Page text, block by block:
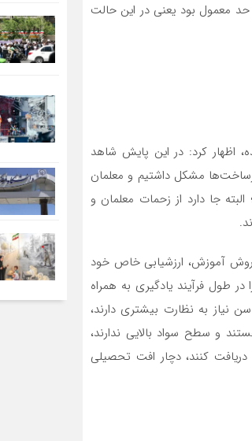
معمول بود یعنی در این حالت
اظهار کرد: در این پایش شاهد
مشکل داشتیم و معلمان
جا دارد از زحمات معلمان و
آموزش، ارزشیابی خاص خود
طول فرآیند یادگیری به همراه
نیاز به نظارت بیشتری دارند،
و سطح سواد بالایی ندارند،
کنند، دچار افت تحصیلی